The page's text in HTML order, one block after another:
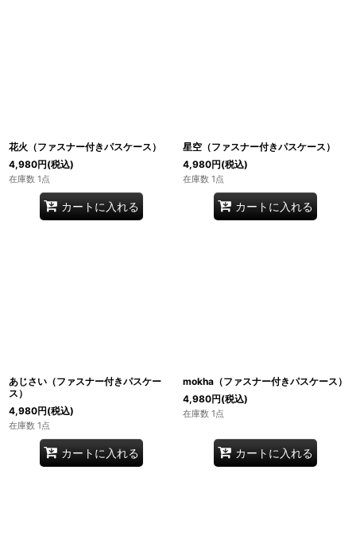
花火（ファスナー付きパスケース）
4,980円(税込)
在庫数 1点
カートに入れる
星空（ファスナー付きパスケース）
4,980円(税込)
在庫数 1点
カートに入れる
あじさい（ファスナー付きパスケー
ス）
4,980円(税込)
在庫数 1点
カートに入れる
mokha（ファスナー付きパスケース）
4,980円(税込)
在庫数 1点
カートに入れる